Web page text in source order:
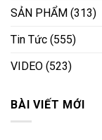
SẢN PHẨM (313)
Tin Tức (555)
VIDEO (523)
BÀI VIẾT MỚI